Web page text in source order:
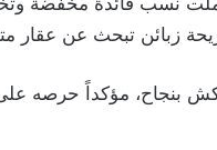
زبائن تبحث عن عقار
بنجاح، مؤكداً حرصه